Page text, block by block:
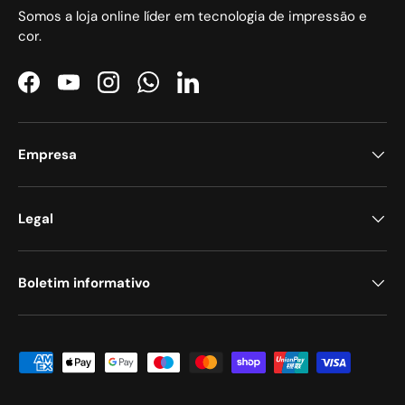
Somos a loja online líder em tecnologia de impressão e
cor.
FacebookYouTubeInstagramWhatsAppLinkedIn
Empresa
Legal
Boletim informativo
Métodos de pagamento aceites